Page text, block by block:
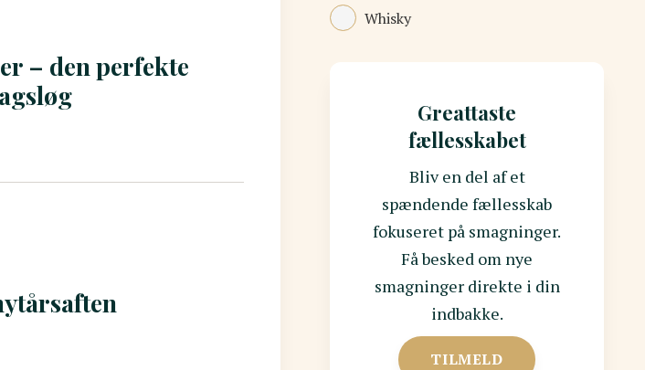
– den perfekte
Whisky
Greattaste
fællesskabet
Bliv en del af et
spændende fællesskab
fokuseret på smagninger.
Få besked om nye
smagninger direkte i din
indbakke.
TILMELD